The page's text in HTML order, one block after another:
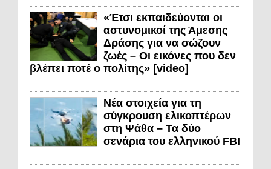
«Έτσι εκπαιδεύονται οι
αστυνομικοί της Άμεσης
Δράσης για να σώζουν
ζωές – Οι εικόνες που δεν
βλέπει ποτέ ο πολίτης» [video]
Νέα στοιχεία για τη
σύγκρουση ελικοπτέρων
στη Ψάθα – Τα δύο
σενάρια του ελληνικού FBI